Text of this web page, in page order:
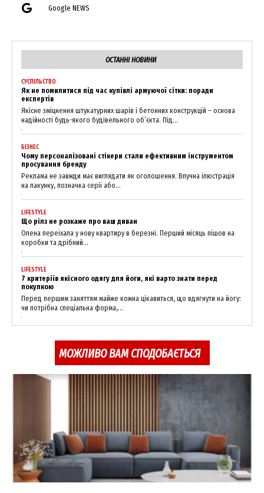
Google NEWS
ОСТАННІ НОВИНИ
СУСПІЛЬСТВО
Як не помилитися під час купівлі армуючої сітки: поради
експертів
Якісне зміцнення штукатурних шарів і бетонних конструкцій – основа
надійності будь-якого будівельного об’єкта. Під...
БІЗНЕС
Чому персоналізовані стікери стали ефективним інструментом
просування бренду
Реклама не завжди має виглядати як оголошення. Влучна ілюстрація
на пакунку, позначка серії або...
LIFESTYLE
Що рілз не розкаже про ваш диван
Олена переїхала у нову квартиру в березні. Перший місяць пішов на
коробки та дрібний...
LIFESTYLE
7 критеріїв якісного одягу для йоги, які варто знати перед
покупкою
Перед першим заняттям майже кожна цікавиться, що вдягнути на йогу:
чи потрібна спеціальна форма,...
МОЖЛИВО ВАМ СПОДОБАЄТЬСЯ